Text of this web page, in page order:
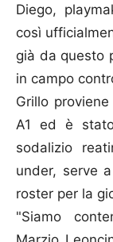
Diego,
così
già da questo
in campo
Grillo
A1 ed è
sodalizio
under, serve
roster per la
"Siamo